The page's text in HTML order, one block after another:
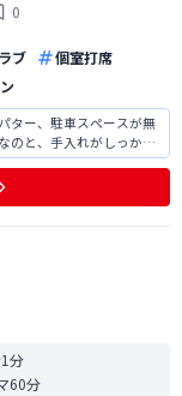
0
ブ
個室打席
分
60分